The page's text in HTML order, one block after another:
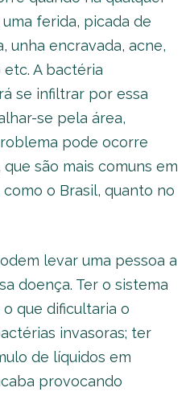
ferida, picada de
unha encravada, acne,
A bactéria
se infiltrar por essa
se pela área,
pode ocorre
são mais comuns em
o Brasil, quanto no
levar uma pessoa a
doença. Ter o sistema
que dificultaria o
invasoras; ter
de líquidos em
provocando